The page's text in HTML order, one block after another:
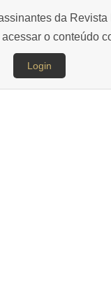
da
o conteúdo
Login